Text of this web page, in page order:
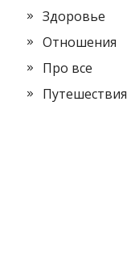
Здоровье
Отношения
Про все
Путешествия